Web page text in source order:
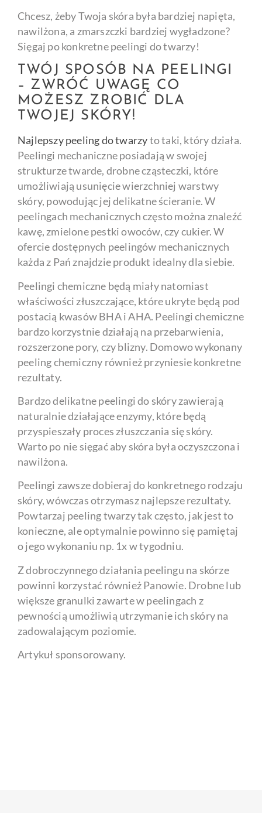
Chcesz, żeby Twoja skóra była bardziej napięta,
nawilżona, a zmarszczki bardziej wygładzone?
Sięgaj po konkretne peelingi do twarzy!
TWÓJ SPOSÓB NA PEELINGI
– ZWRÓĆ UWAGĘ CO
MOŻESZ ZROBIĆ DLA
TWOJEJ SKÓRY!
Najlepszy peeling do twarzyto taki, który działa.
Peelingi mechaniczne posiadają w swojej
strukturze twarde, drobne cząsteczki, które
umożliwiają usunięcie wierzchniej warstwy
skóry, powodując jej delikatne ścieranie. W
peelingach mechanicznych często można znaleźć
kawę, zmielone pestki owoców, czy cukier. W
ofercie dostępnych peelingów mechanicznych
każda z Pań znajdzie produkt idealny dla siebie.
Peelingi chemiczne będą miały natomiast
właściwości złuszczające, które ukryte będą pod
postacią kwasów BHA i AHA. Peelingi chemiczne
bardzo korzystnie działają na przebarwienia,
rozszerzone pory, czy blizny. Domowo wykonany
peeling chemiczny również przyniesie konkretne
rezultaty.
Bardzo delikatne peelingi do skóry zawierają
naturalnie działające enzymy, które będą
przyspieszały proces złuszczania się skóry.
Warto po nie sięgać aby skóra była oczyszczona i
nawilżona.
Peelingi zawsze dobieraj do konkretnego rodzaju
skóry, wówczas otrzymasz najlepsze rezultaty.
Powtarzaj peeling twarzy tak często, jak jest to
konieczne, ale optymalnie powinno się pamiętaj
o jego wykonaniu np. 1x w tygodniu.
Z dobroczynnego działania peelingu na skórze
powinni korzystać również Panowie. Drobne lub
większe granulki zawarte w peelingach z
pewnością umożliwią utrzymanie ich skóry na
zadowalającym poziomie.
Artykuł sponsorowany.